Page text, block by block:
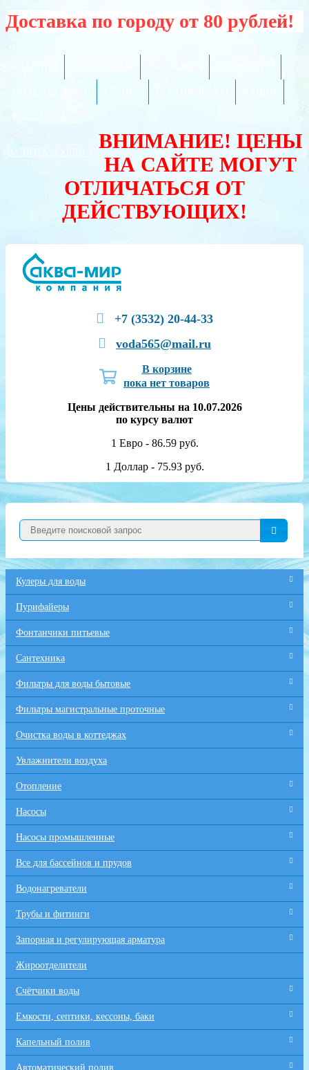
Доставка по городу от 80 рублей!
ВАЛЮТА:
ВНИМАНИЕ! ЦЕНЫ
НА САЙТЕ МОГУТ
ОТЛИЧАТЬСЯ ОТ
ДЕЙСТВУЮЩИХ!
+7 (3532) 20-44-33
voda565@mail.ru
В корзине
пока нет товаров
Цены действительны на 10.07.2026
по курсу валют
1 Евро - 86.59 руб.
1 Доллар - 75.93 руб.
Кулеры для воды
Пурифайеры
Фонтанчики питьевые
Сантехника
Фильтры для воды бытовые
Фильтры магистральные проточные
Очистка воды в коттеджах
Увлажнители воздуха
Отопление
Насосы
Насосы промышленные
Все для бaссейнов и прудов
Водонагреватели
Трубы и фитинги
Запорная и регулирующая арматура
Жироотделители
Счётчики воды
Емкости, септики, кессоны, баки
Капельный полив
Автоматический полив